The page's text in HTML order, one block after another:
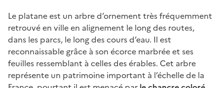
Le platane est un arbre d’ornement très fréquemment
retrouvé en ville en alignement le long des routes,
dans les parcs, le long des cours d’eau. Il est
reconnaissable grâce à son écorce marbrée et ses
feuilles ressemblant à celles des érables. Cet arbre
représente un patrimoine important à l’échelle de la